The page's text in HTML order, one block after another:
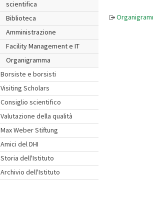
scientifica
Biblioteca
Amministrazione
Facility Management e IT
Organigramma
Borsiste e borsisti
Visiting Scholars
Consiglio scientifico
Valutazione della qualità
Max Weber Stiftung
Amici del DHI
Storia dell'Istituto
Archivio dell'Istituto